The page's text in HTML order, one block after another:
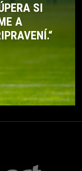
SI
A